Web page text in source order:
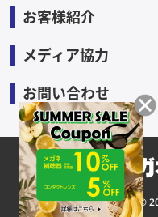
お客様紹介
メディア協力
お問い合わせ
Copyright ©